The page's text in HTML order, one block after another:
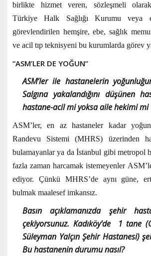
birlikte hizmet veren, sözleşmeli olarak
Türkiye Halk Sağlığı Kurumu veya
görevlendirilen hemşire, ebe, sağlık
ve acil tıp teknisyeni bu kurumlarda görev
“ASM’LER DE YOĞUN”
ASM’ler ile hastanelerin
Salgına yakalandığını düşünen
hastane-acil mi yoksa aile hekimi mi
ASM’ler, en az hastaneler kadar
Randevu Sistemi (MHRS) üzerinden
bulamayanlar ya da İstanbul gibi metropol
fazla zaman harcamak istemeyenler
ediyor. Çünkü MHRS’de aynı güne,
bulmak maalesef imkansız.
Basın açıklamanızda şehir
çekiyorsunuz. Kadıköy'de 1 tane
Süleyman Yalçın Şehir Hastanesi)
Bu hastanenin durumu nasıl?